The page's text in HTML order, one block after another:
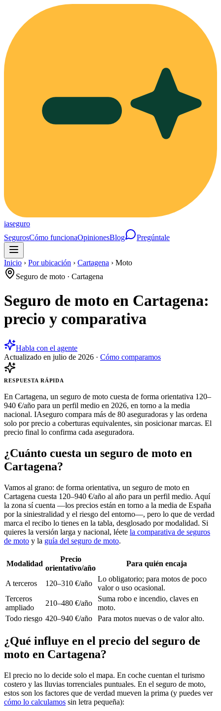
iaseguro
SegurosCómo funcionaOpinionesBlog Pregúntale
Inicio › Por ubicación › Cartagena › Moto
Seguro de moto · Cartagena
Seguro de moto en Cartagena:
precio y comparativa
Habla con el agente
Actualizado en julio de 2026 · Cómo comparamos
RESPUESTA RÁPIDA
En Cartagena, un seguro de moto cuesta de forma orientativa 120–
940 €/año para un perfil medio en 2026, en torno a la media
nacional. IAseguro compara más de 80 aseguradoras y las ordena
solo por precio a coberturas equivalentes, sin posicionar marcas. El
precio final lo confirma cada aseguradora.
¿Cuánto cuesta un seguro de moto en
Cartagena?
Vamos al grano: de forma orientativa, un seguro de moto en
Cartagena cuesta 120–940 €/año al año para un perfil medio. Aquí
la zona sí cuenta —los precios están en torno a la media de España
por la siniestralidad y el riesgo del entorno—, pero lo que de verdad
marca el recibo lo tienes en la tabla, desglosado por modalidad. Si
quieres la versión larga y nacional, léete la comparativa de seguros
de moto y la guía del seguro de moto.
Modalidad
Precio
orientativo/año
Para quién encaja
A terceros 120–310 €/año
Lo obligatorio; para motos de poco
valor o uso ocasional.
Terceros
ampliado
210–480 €/año
Suma robo e incendio, claves en
moto.
Todo riesgo 420–940 €/año Para motos nuevas o de valor alto.
¿Qué influye en el precio del seguro de
moto en Cartagena?
El precio no lo decide solo el mapa. En coche cuentan el turismo
costero y las lluvias torrenciales puntuales. En el seguro de moto,
estos son los factores que de verdad mueven la prima (y puedes ver
cómo lo calculamos sin letra pequeña):